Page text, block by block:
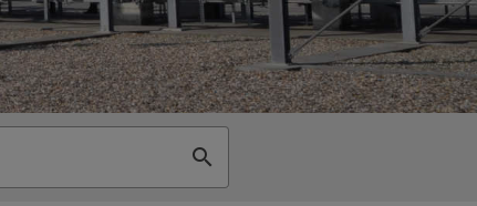
search